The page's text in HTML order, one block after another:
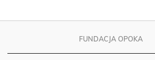
FUNDACJA OPOKA